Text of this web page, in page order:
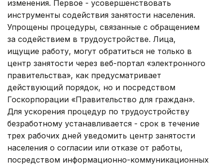
изменения. Первое - усовершенствовать
инструменты содействия занятости населения.
Упрощены процедуры, связанные с обращением
за содействием в трудоустройстве. Лица,
ищущие работу, могут обратиться не только в
центр занятости через веб-портал «электронного
правительства», как предусматривает
действующий порядок, но и посредством
Госкорпорации «Правительство для граждан».
Для ускорения процедур по трудоустройству
безработному устанавливается - срок в течение
трех рабочих дней уведомить центр занятости
населения о согласии или отказе от работы,
посредством информационно-коммуникационных